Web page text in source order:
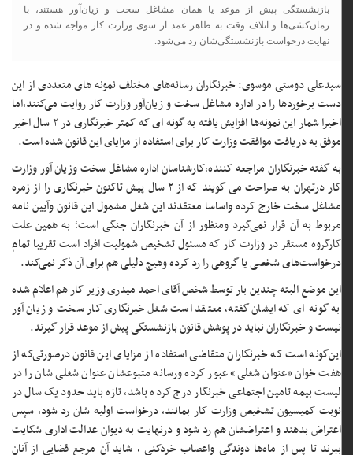
بازنشستگی پیش از موعد یا همان مشاغل سخت و زیان‌آور هستند، با
زمان‌کشی‌ها و اتلاف وقت به ظاهر عمد از سوی وزارت کار مواجه شده و در
نهایت درخواست بازنشستگی‌شان رد می‌شود.
سیدعلی دوستی موسوی: خبرنگاران رسانه‌های مختلف نمونه های متعددی از این
دست برخوردها را در اداره مشاغل سخت و زیان‌آور وزارت کار روایت می‌کنند،اما
اخیرا شمار این نمونه‌ها افزایش یافته به گونه ای که کمتر خبرنگاری در ۲ سال اخیر
موفق به دریافت موافقت وزارت کار برای استفاده از مزایای این قانون شده است.
به گفته خبرنگاران مراجعه کننده،کارشناسان اداره مشاغل سخت وزیان آور وزارت
کار درتهران به صراحت می گویند که از ۲ سال پیش تاکنون خبرنگاری را از زمره
مشاغل سخت خارج کرده واساسا معتقدند این شغل مشمول این قانون وآیین نامه
مربوط به آن قرار نمی‌گیرد ومنظور از آن خبرنگاران جنگی است؛ به همین علت
کارگروه مستقر در وزارت کار که مسئول تشخیص شمولیت افراد است تقریبا تمام
درخواست‌های شخصی یا گروهی را رد کرده وهیچ دلیلی هم برای آن ذکر نمی‌کند.
این موضع البته چندین بار توسط شخص آقای احمد میدری وزیر کار هم اعلام شده
به گونه ای که ایشان گفته، معتقد است شغل خبرنگاری کار سخت و زیان آور
نیست و خبرنگاران نباید در پوشش قانون بازنشستگی پیش از موعد قرار گیرند.
این‌گونه است که خبرنگاران متقاضی استفاده از مزایای این قانون درصورتی‌که از
هفت خوان «عنوان شغلی» عبور کرده ورسانه متبوعشان عنوان شغلی شان را در
لیست بیمه تامین اجتماعی خبرنگار درج کرده باشد، تازه باید حدود یک سال در
نوبت کمیسیون تشخیص وزارت کار بمانند، درخواست اولیه شان رد شود، سپس
اعتراض بدهند و اعتراضشان هم رد شود و درنهایت به دیوان عدالت اداری شکایت
ببرند تا پس از ماه‌ها دوندگی واعصاب خردکنی ، شاید آن مرجع قضایی از آنان